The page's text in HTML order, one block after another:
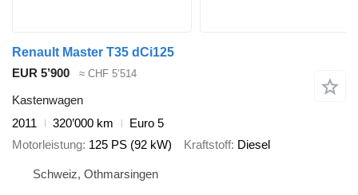
Renault Master T35 dCi125
EUR 5’900
≈ CHF 5’514
Kastenwagen
2011
320’000 km
Euro 5
Motorleistung 125 PS (92 kW) Kraftstoff Diesel
Schweiz, Othmarsingen